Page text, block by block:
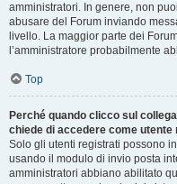
amministratori. In genere, non
abusare del Forum inviando
livello. La maggior parte dei
l’amministratore probabilmente
Top
Perché quando clicco sul
chiede di accedere come utente
Solo gli utenti registrati possono
usando il modulo di invio posta
amministratori abbiano abilitato